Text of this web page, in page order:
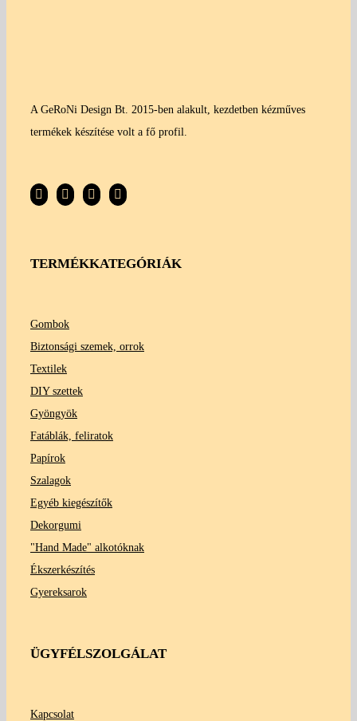
A GeRoNi Design Bt. 2015-ben alakult, kezdetben kézműves
termékek készítése volt a fő profil.
TERMÉKKATEGÓRIÁK
Gombok
Biztonsági szemek, orrok
Textilek
DIY szettek
Gyöngyök
Fatáblák, feliratok
Papírok
Szalagok
Egyéb kiegészítők
Dekorgumi
"Hand Made" alkotóknak
Ékszerkészítés
Gyereksarok
ÜGYFÉLSZOLGÁLAT
Kapcsolat